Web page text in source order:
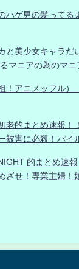
ハゲ男の髪ってる
と美少女キャラだ
マニアの為のマニ
！アニメッフル
老的まとめ速報！
被害に必殺！パイ
的まとめ速
ざせ！専業主婦！